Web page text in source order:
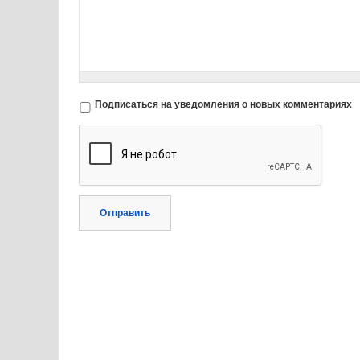
Подписаться на уведомления о новых комментариях
Отправить